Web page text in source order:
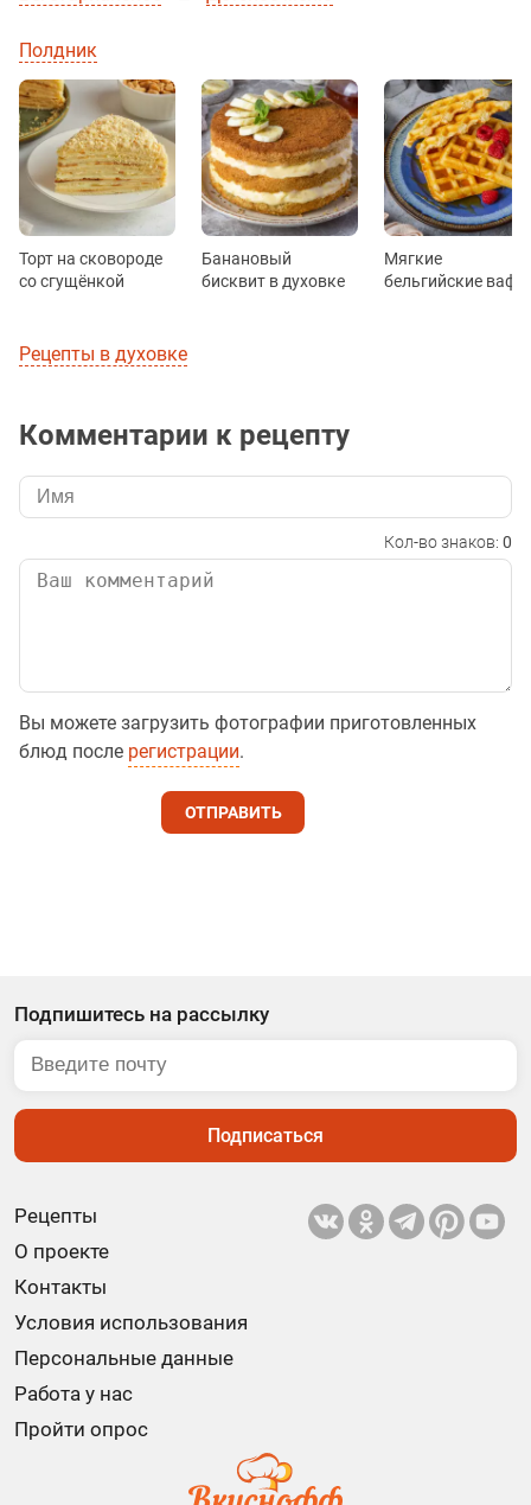
Полдник
Торт на сковороде
со сгущёнкой
Банановый
бисквит в духовке
Мягкие
бельгийские
Рецепты в духовке
Комментарии к рецепту
Кол-во знаков: 0
Вы можете загрузить фотографии приготовленных
блюд после регистрации.
ОТПРАВИТЬ
Рецепты
О проекте
Контакты
Условия использования
Персональные данные
Работа у нас
Пройти опрос
Подпишитесь на рассылку
Подписаться